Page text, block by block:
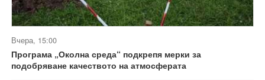
Вчера, 15:00
Програма „Околна среда“ подкрепя мерки за
подобряване качеството на атмосферата